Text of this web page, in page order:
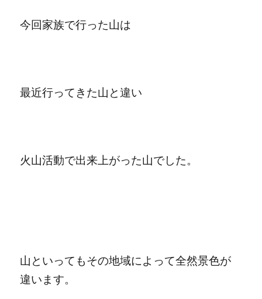
今回家族で行った山は
最近行ってきた山と違い
火山活動で出来上がった山でした。
山といってもその地域によって全然景色が
違います。